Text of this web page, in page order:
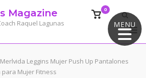
MENU
Magazine
Raquel Lagunas
Ver
carrito
de
0
Leggins Mujer Push Up Pantalones
Mujer Fitness